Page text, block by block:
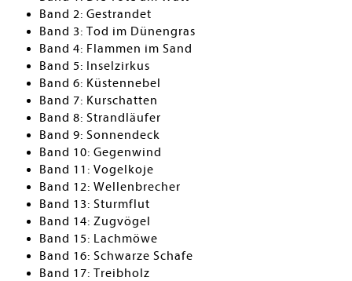
Band 2: Gestrandet
Band 3: Tod im Dünengras
Band 4: Flammen im Sand
Band 5: Inselzirkus
Band 6: Küstennebel
Band 7: Kurschatten
Band 8: Strandläufer
Band 9: Sonnendeck
Band 10: Gegenwind
Band 11: Vogelkoje
Band 12: Wellenbrecher
Band 13: Sturmflut
Band 14: Zugvögel
Band 15: Lachmöwe
Band 16: Schwarze Schafe
Band 17: Treibholz